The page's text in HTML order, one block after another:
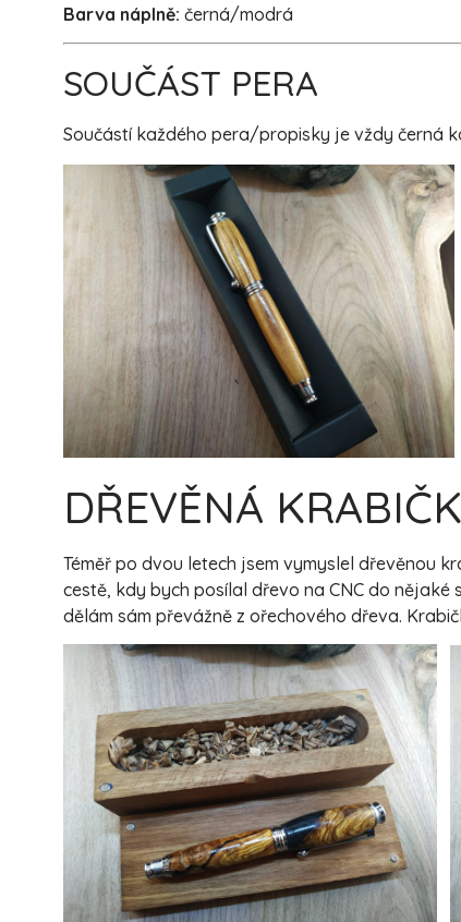
Barva náplně: černá/modrá
SOUČÁST PERA
Součástí každého pera/propisky je vždy černá
DŘEVĚNÁ
Téměř po dvou letech jsem vymyslel dřevěnou
cestě, kdy bych posílal dřevo na CNC do
dělám sám převážně z ořechového dřeva.